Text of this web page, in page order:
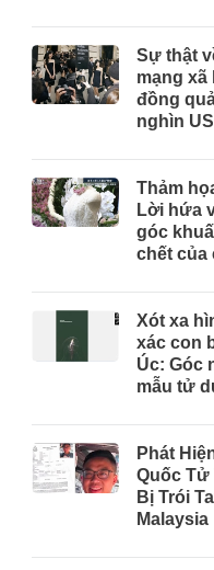
Sự thật
mạng xã
đồng
nghìn
Thảm
Lời hứa
góc
chết của
Xót xa
xác con
Úc: Góc
mẫu tử
Phát
Quốc Tử
Bị Trói
Malaysia